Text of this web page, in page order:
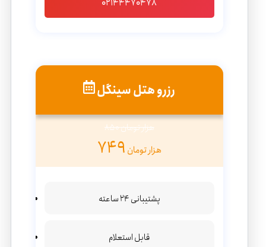
رزرو هتل سینگل
850 هزار تومان
749 هزار تومان
پشتیبانی 24 ساعته
قابل استعلام